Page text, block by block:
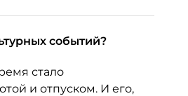
событий?
стало
и отпуском. И его,